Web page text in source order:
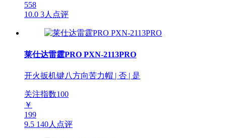
558
10.0 3人点评
莱仕达雷霆PRO PXN-2113PRO
开火扳机键八方向苦力帽 | 否 | 是
关注指数100
￥
199
9.5 140人点评